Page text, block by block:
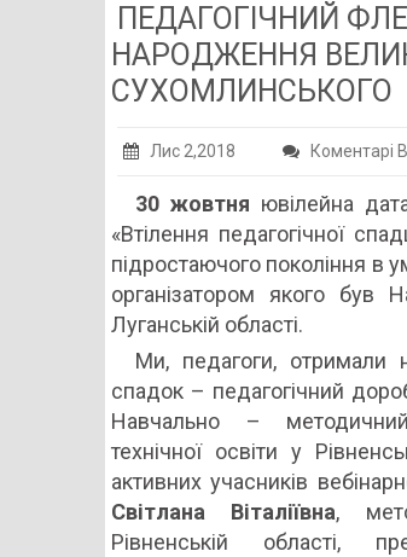
ПЕДАГОГІЧНИЙ
НАРОДЖЕННЯ
СУХОМЛИНСЬКОГО
Лис 2,2018 Коментарі
30 жовтня ювілейна
«Втілення педагогічної
підростаючого покоління в
організатором якого був
Луганській області.
Ми, педагоги, отримали
спадок – педагогічний
Навчально –
технічної освіти у
активних учасників
Світлана Віталіївна,
Рівненській області,